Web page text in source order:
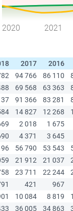
2020 2021
2017 2016